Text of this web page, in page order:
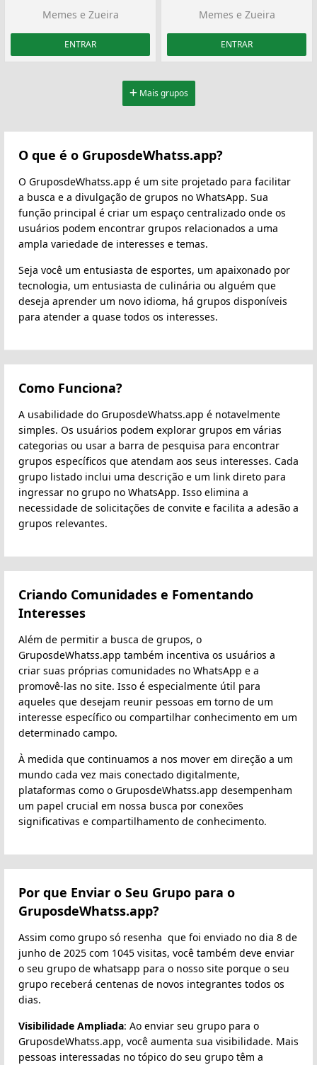
Memes e Zueira
ENTRAR
Memes e Zueira
ENTRAR
Mais grupos
O que é o GruposdeWhatss.app?
O GruposdeWhatss.app é um site projetado para facilitar
a busca e a divulgação de grupos no WhatsApp. Sua
função principal é criar um espaço centralizado onde os
usuários podem encontrar grupos relacionados a uma
ampla variedade de interesses e temas.
Seja você um entusiasta de esportes, um apaixonado por
tecnologia, um entusiasta de culinária ou alguém que
deseja aprender um novo idioma, há grupos disponíveis
para atender a quase todos os interesses.
Como Funciona?
A usabilidade do GruposdeWhatss.app é notavelmente
simples. Os usuários podem explorar grupos em várias
categorias ou usar a barra de pesquisa para encontrar
grupos específicos que atendam aos seus interesses. Cada
grupo listado inclui uma descrição e um link direto para
ingressar no grupo no WhatsApp. Isso elimina a
necessidade de solicitações de convite e facilita a adesão a
grupos relevantes.
Criando Comunidades e Fomentando
Interesses
Além de permitir a busca de grupos, o
GruposdeWhatss.app também incentiva os usuários a
criar suas próprias comunidades no WhatsApp e a
promovê-las no site. Isso é especialmente útil para
aqueles que desejam reunir pessoas em torno de um
interesse específico ou compartilhar conhecimento em um
determinado campo.
À medida que continuamos a nos mover em direção a um
mundo cada vez mais conectado digitalmente,
plataformas como o GruposdeWhatss.app desempenham
um papel crucial em nossa busca por conexões
significativas e compartilhamento de conhecimento.
Por que Enviar o Seu Grupo para o
GruposdeWhatss.app?
Assim como grupo só resenha ️ que foi enviado no dia 8 de
junho de 2025 com 1045 visitas, você também deve enviar
o seu grupo de whatsapp para o nosso site porque o seu
grupo receberá centenas de novos integrantes todos os
dias.
Visibilidade Ampliada: Ao enviar seu grupo para o
GruposdeWhatss.app, você aumenta sua visibilidade. Mais
pessoas interessadas no tópico do seu grupo têm a